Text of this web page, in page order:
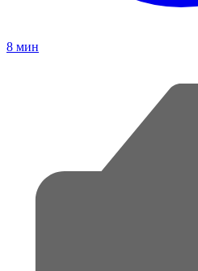
8 мин